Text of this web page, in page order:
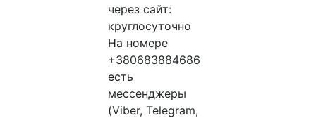
через сайт:
круглосуточно
На номере
+380683884686
есть
мессенджеры
(Viber, Telegram,